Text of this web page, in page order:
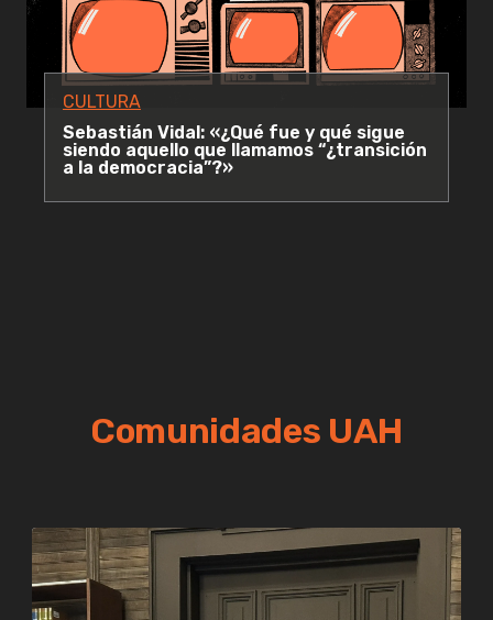
CULTURA
Sebastián Vidal: «¿Qué fue y qué sigue
siendo aquello que llamamos “¿transición
a la democracia”?»
Comunidades UAH